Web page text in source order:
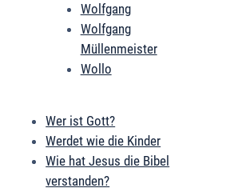
Wolfgang
Wolfgang
Müllenmeister
Wollo
Wer ist Gott?
Werdet wie die Kinder
Wie hat Jesus die Bibel
verstanden?